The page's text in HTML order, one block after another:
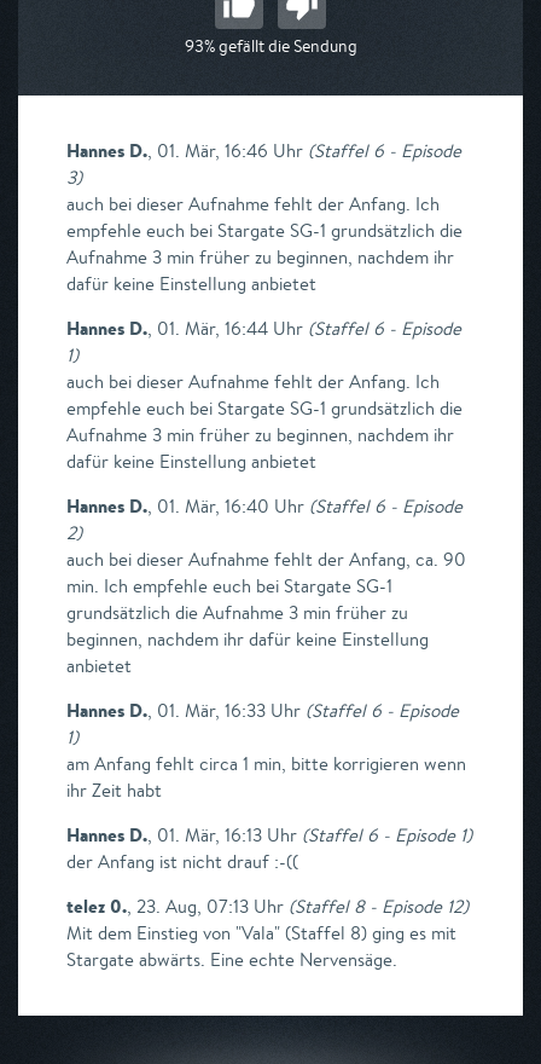
93% gefällt die Sendung
Hannes D., 01. Mär, 16:46 Uhr (Staffel 6 - Episode
3)
auch bei dieser Aufnahme fehlt der Anfang. Ich
empfehle euch bei Stargate SG-1 grundsätzlich die
Aufnahme 3 min früher zu beginnen, nachdem ihr
dafür keine Einstellung anbietet
Hannes D., 01. Mär, 16:44 Uhr (Staffel 6 - Episode
1)
auch bei dieser Aufnahme fehlt der Anfang. Ich
empfehle euch bei Stargate SG-1 grundsätzlich die
Aufnahme 3 min früher zu beginnen, nachdem ihr
dafür keine Einstellung anbietet
Hannes D., 01. Mär, 16:40 Uhr (Staffel 6 - Episode
2)
auch bei dieser Aufnahme fehlt der Anfang, ca. 90
min. Ich empfehle euch bei Stargate SG-1
grundsätzlich die Aufnahme 3 min früher zu
beginnen, nachdem ihr dafür keine Einstellung
anbietet
Hannes D., 01. Mär, 16:33 Uhr (Staffel 6 - Episode
1)
am Anfang fehlt circa 1 min, bitte korrigieren wenn
ihr Zeit habt
Hannes D., 01. Mär, 16:13 Uhr (Staffel 6 - Episode 1)
der Anfang ist nicht drauf :-((
telez 0., 23. Aug, 07:13 Uhr (Staffel 8 - Episode 12)
Mit dem Einstieg von "Vala" (Staffel 8) ging es mit
Stargate abwärts. Eine echte Nervensäge.